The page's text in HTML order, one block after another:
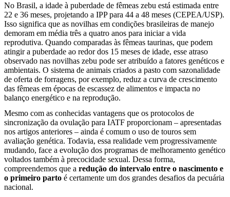
No Brasil, a idade à puberdade de fêmeas zebu está estimada entre
22 e 36 meses, projetando a IPP para 44 a 48 meses (CEPEA/USP).
Isso significa que as novilhas em condições brasileiras de manejo
demoram em média três a quatro anos para iniciar a vida
reprodutiva. Quando comparadas às fêmeas taurinas, que podem
atingir a puberdade ao redor dos 15 meses de idade, esse atraso
observado nas novilhas zebu pode ser atribuído a fatores genéticos e
ambientais. O sistema de animais criados a pasto com sazonalidade
de oferta de forragens, por exemplo, reduz a curva de crescimento
das fêmeas em épocas de escassez de alimentos e impacta no
balanço energético e na reprodução.
Mesmo com as conhecidas vantagens que os protocolos de
sincronização da ovulação para IATF proporcionam – apresentadas
nos artigos anteriores – ainda é comum o uso de touros sem
avaliação genética. Todavia, essa realidade vem progressivamente
mudando, face a evolução dos programas de melhoramento genético
voltados também à precocidade sexual. Dessa forma,
compreendemos que a redução do intervalo entre o nascimento e
o primeiro parto é certamente um dos grandes desafios da pecuária
nacional.